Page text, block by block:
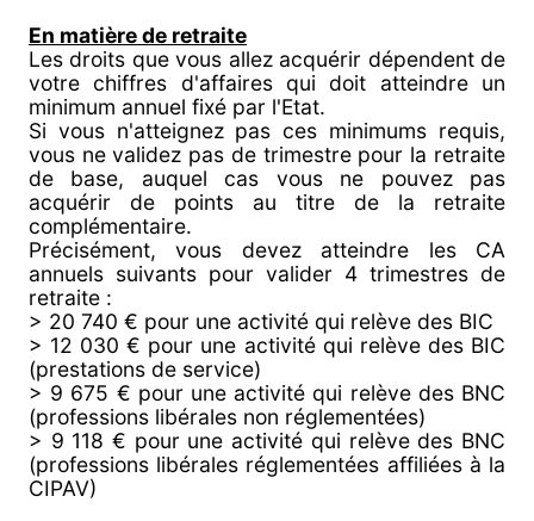
En matière de retraite
Les droits que vous allez acquérir dépendent de
votre chiffres d'affaires qui doit atteindre un
minimum annuel fixé par l'Etat.
Si vous n'atteignez pas ces minimums requis,
vous ne validez pas de trimestre pour la retraite
de base, auquel cas vous ne pouvez pas
acquérir de points au titre de la retraite
complémentaire.
Précisément, vous devez atteindre les CA
annuels suivants pour valider 4 trimestres de
retraite :
> 20 740 € pour une activité qui relève des BIC
> 12 030 € pour une activité qui relève des BIC
(prestations de service)
> 9 675 € pour une activité qui relève des BNC
(professions libérales non réglementées)
> 9 118 € pour une activité qui relève des BNC
(professions libérales réglementées affiliées à la
CIPAV)